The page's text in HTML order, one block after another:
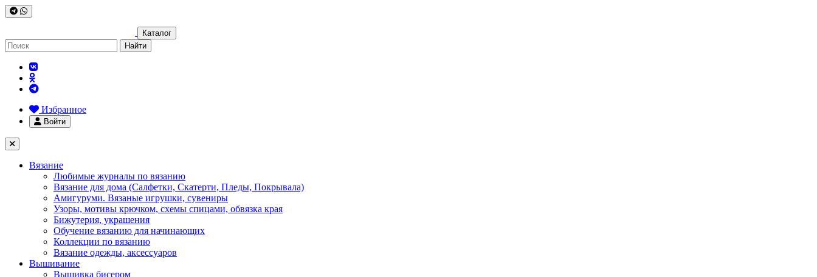
Каталог
Найти
Избранное
Войти
Вязание
Любимые журналы по вязанию
Вязание для дома (Салфетки, Скатерти, Пледы, Покрывала)
Амигуруми. Вязаные игрушки, сувениры
Узоры, мотивы крючком, схемы спицами, обвязка края
Бижутерия, украшения
Обучение вязанию для начинающих
Коллекции по вязанию
Вязание одежды, аксессуаров
Вышивание
Вышивка бисером